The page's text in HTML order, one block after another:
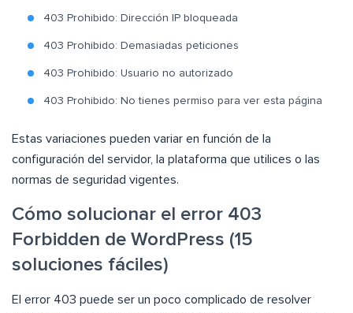
403 Prohibido: Dirección IP bloqueada
403 Prohibido: Demasiadas peticiones
403 Prohibido: Usuario no autorizado
403 Prohibido: No tienes permiso para ver esta página
Estas variaciones pueden variar en función de la
configuración del servidor, la plataforma que utilices o las
normas de seguridad vigentes.
Cómo solucionar el error 403
Forbidden de WordPress (15
soluciones fáciles)
El error 403 puede ser un poco complicado de resolver